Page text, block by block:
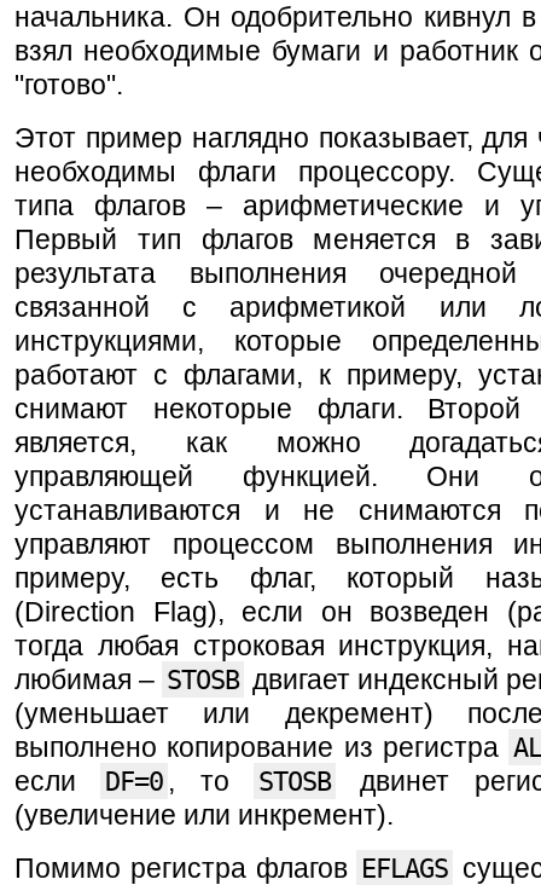
начальника. Он одобрительно кивнул в
взял необходимые бумаги и работник
"готово".
Этот пример наглядно показывает, для
необходимы флаги процессору.
типа флагов – арифметические и
Первый тип флагов меняется в
результата выполнения очередной
связанной с арифметикой или
инструкциями, которые
работают с флагами, к примеру,
снимают некоторые флаги. Второй
является, как можно
управляющей функцией. Они
устанавливаются и не снимаются
управляют процессом выполнения
примеру, есть флаг, который
(Direction Flag), если он возведен
тогда любая строковая инструкция,
любимая – STOSB двигает индексный
(уменьшает или декремент)
выполнено копирование из регистра
если
DF=0 , то STOSB
двинет
(увеличение или инкремент).
Помимо регистра флагов EFLAGS